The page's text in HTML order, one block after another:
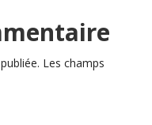
Les champs